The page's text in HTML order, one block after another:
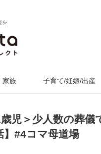
を
家族 子育て/妊娠/出産
歳児＞少人数の葬
】#4コマ母道場